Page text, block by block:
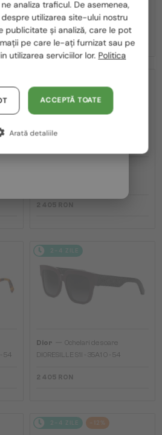
DIORB23 S4I - 64A0 V - 56
1 999 RON
2 405 RON
54
2-4 ZILE
Dior
Ochelari de soare
DIORESILLE S1I - 35A1 O - 54
2 405 RON
2-4 ZILE -12%
/ RO
/ HU
Emirates / EN
/ DE
analiza traficul. De asemenea,
utilizarea site-ului nostru
publicitate și analiză, care le pot
pe care le-ați furnizat sau pe
utilizarea serviciilor lor. Politica
ACCEPTĂ TOATE
Arată detaliile